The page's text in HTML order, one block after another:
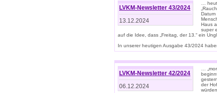
LVKM-Newsletter 43/2024
13.12.2024
…
Datum
Haus
super
auf die Idee, dass „Freitag, der 13.“ ein
In unserer heutigen Ausgabe 43/2024
LVKM-Newsletter 42/2024
06.12.2024
…
der